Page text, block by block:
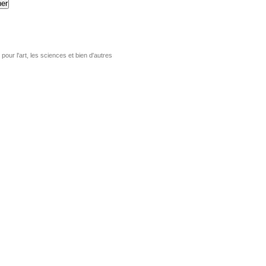
pour l'art, les sciences et bien d'autres